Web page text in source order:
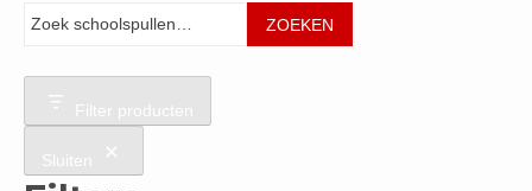
Zoeken
ZOEKEN
Filter producten
Sluiten